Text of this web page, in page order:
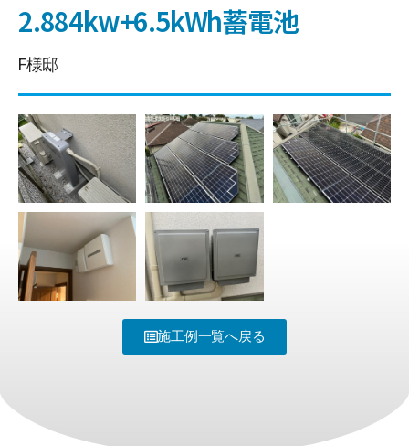
2.884kw+6.5kWh蓄電池
F様邸
施工例一覧へ戻る